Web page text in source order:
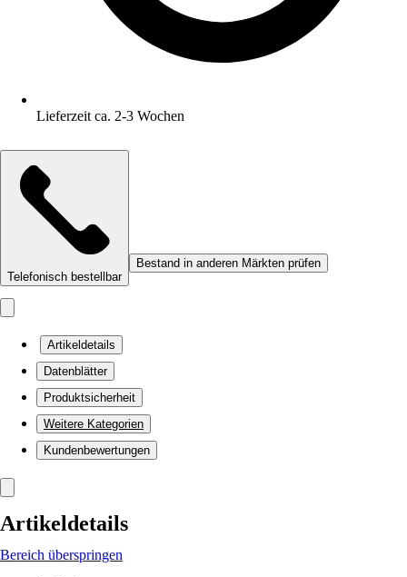
Lieferzeit ca. 2-3 Wochen
Telefonisch bestellbar
Bestand in anderen Märkten prüfen
Artikeldetails
Datenblätter
Produktsicherheit
Weitere Kategorien
Kundenbewertungen
Artikeldetails
Bereich überspringen